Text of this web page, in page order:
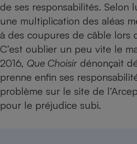
de ses responsabilités. Selon
une multiplication des aléas
à des coupures de câble lors
C’est oublier un peu vite le
2016, Que Choisir dénonçait
prenne enfin ses
problème sur le site de
pour le préjudice subi.